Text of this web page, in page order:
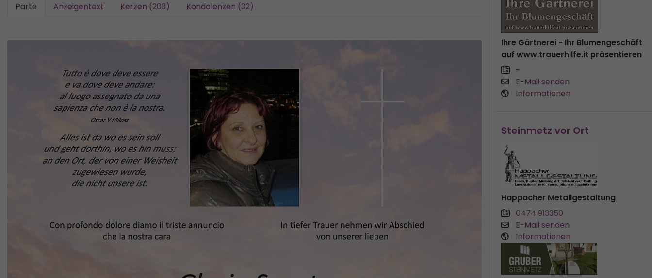
Parte Anzeigentext Kerzen (203) Kondolenzen (32)
Ihre Gärtnerei - Ihr Blumengeschäft
auf www.trauerhilfe.it präsentieren
-
E-Mail senden
Informationen
Steinmetz vor Ort
Happacher Metallgestaltung
0474 913350
E-Mail senden
Informationen